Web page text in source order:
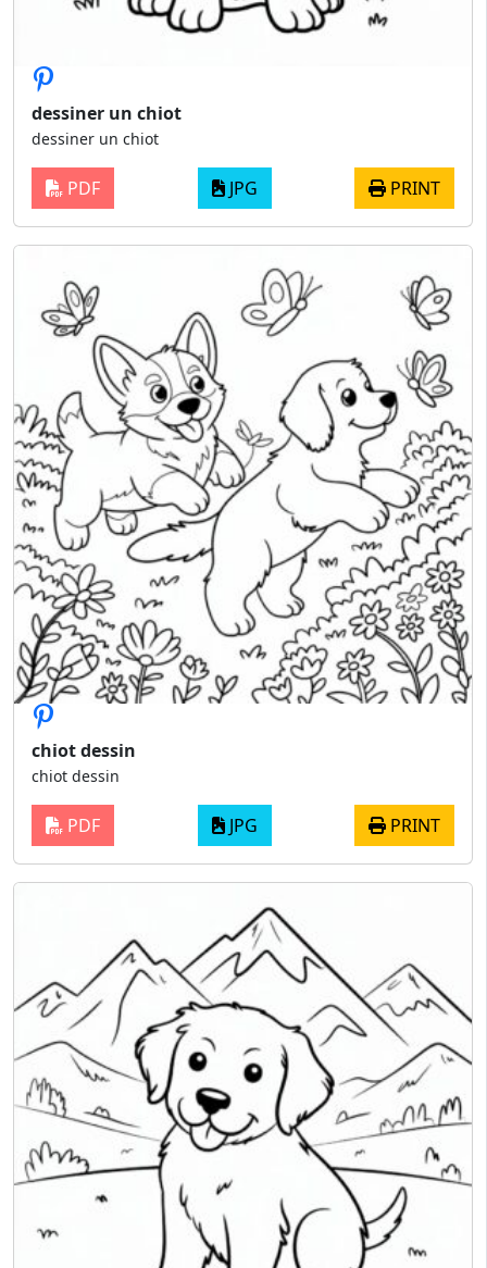
dessiner un chiot
dessiner un chiot
PDF JPG PRINT
chiot dessin
chiot dessin
PDF JPG PRINT